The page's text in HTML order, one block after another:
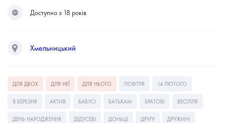
Доступно з 18 років
Хмельницький
ДЛЯ ДВОХ ДЛЯ НЕЇ ДЛЯ НЬОГО ПОВІТРЯ 14 ЛЮТОГО
8 БЕРЕЗНЯ АКТИВ БАБУСІ БАТЬКАМ БРАТОВІ ВЕСІЛЛЯ
ДЕНЬ НАРОДЖЕННЯ ДІДУСЕВІ ДОНЬЦІ ДРУГУ ДРУЖИНІ